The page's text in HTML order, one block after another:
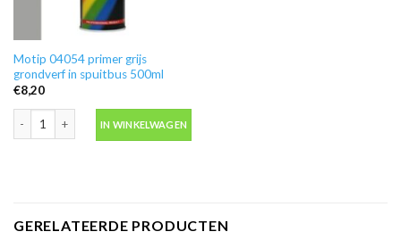
Motip 04054 primer grijs
grondverf in spuitbus 500ml
€8,20
Motip 04054 primer grijs grondverf in spuitbus 500ml aantal
IN WINKELWAGEN
GERELATEERDE PRODUCTEN